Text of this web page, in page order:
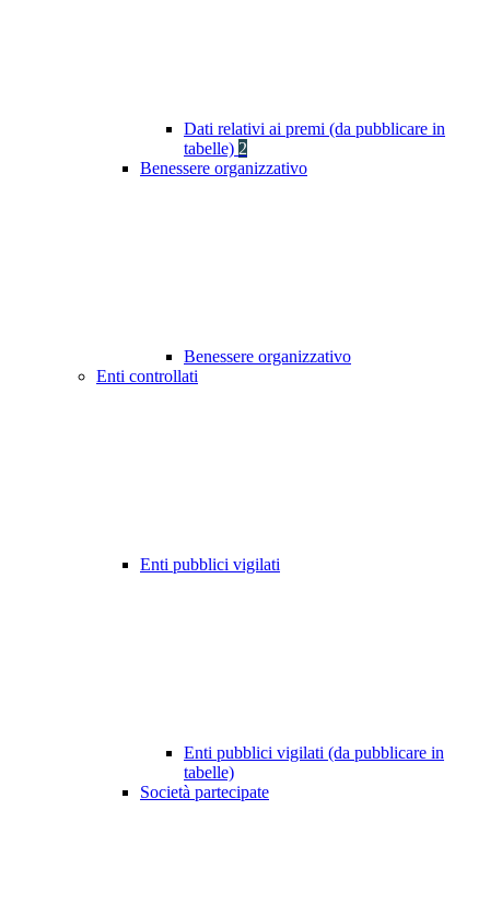
Dati relativi ai premi (da pubblicare in
tabelle) 2
Benessere organizzativo
Benessere organizzativo
Enti controllati
Enti pubblici vigilati
Enti pubblici vigilati (da pubblicare in
tabelle)
Società partecipate